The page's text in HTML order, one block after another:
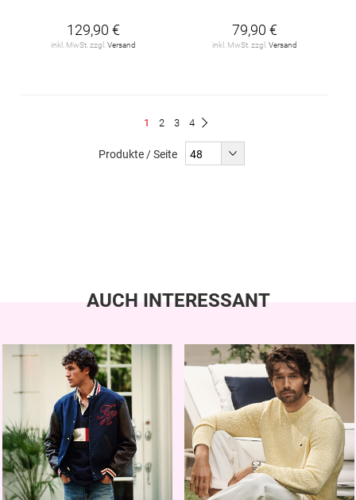
129,90 €
inkl. MwSt. zzgl. Versand
79,90 €
inkl. MwSt. zzgl. Versand
Du
1 Seite
2 Seite
3 Seite
4
Produkte / Seite
AUCH INTERESSANT